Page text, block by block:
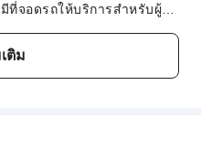
จอดรถให้บริการสำหรับผู้
น เจ้าหน้าที่คอนเซียร์จ การ
บริการรูมเซอร์วิส ที่จะเติม
ลินของคุณที่พักนี้ปลอดบุหรี่
รงแรมมาเรีย ซึ่งมาพร้อม
ตียงเพื่อตอบสนองความ
ติม